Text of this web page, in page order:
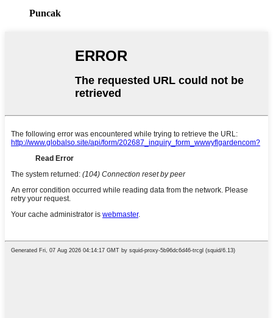
Puncak